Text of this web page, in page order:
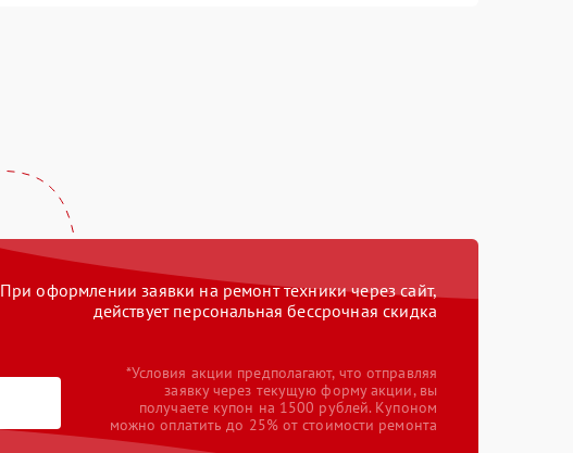
При оформлении заявки на ремонт техники через сайт,
действует персональная бессрочная скидка
*Условия акции предполагают, что отправляя
заявку через текущую форму акции, вы
получаете купон на 1500 рублей. Купоном
можно оплатить до 25% от стоимости ремонта